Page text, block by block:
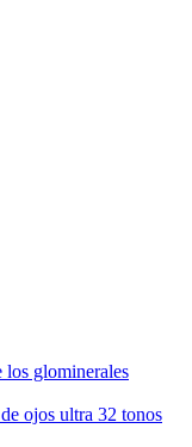
glominerales
ojos ultra 32 tonos